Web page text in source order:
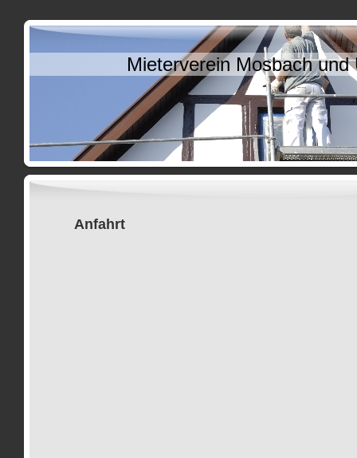
Mieterverein Mosbach und
Anfahrt